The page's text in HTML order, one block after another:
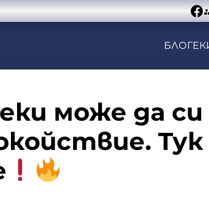
БЛОГ
може да си
Тук